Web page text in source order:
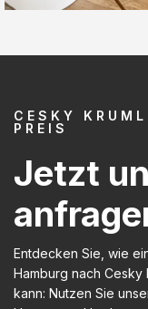
CESKY
PREIS
Jetzt
Entdecken Sie, wie
Hamburg nach Cesky
kann: Nutzen Sie